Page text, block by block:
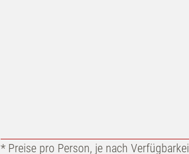
* Preise pro Person, je nach